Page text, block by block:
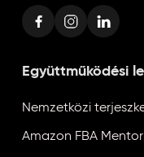
Együttműködési
Nemzetközi
Amazon FBA